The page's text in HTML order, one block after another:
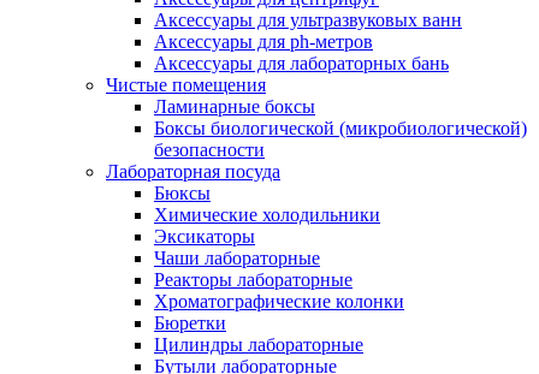
Аксессуары для ультразвуковых ванн
Аксессуары для ph-метров
Аксессуары для лабораторных бань
Чистые помещения
Ламинарные боксы
Боксы биологической (микробиологической)
безопасности
Лабораторная посуда
Бюксы
Химические холодильники
Эксикаторы
Чаши лабораторные
Реакторы лабораторные
Хроматографические колонки
Бюретки
Цилиндры лабораторные
Бутыли лабораторные